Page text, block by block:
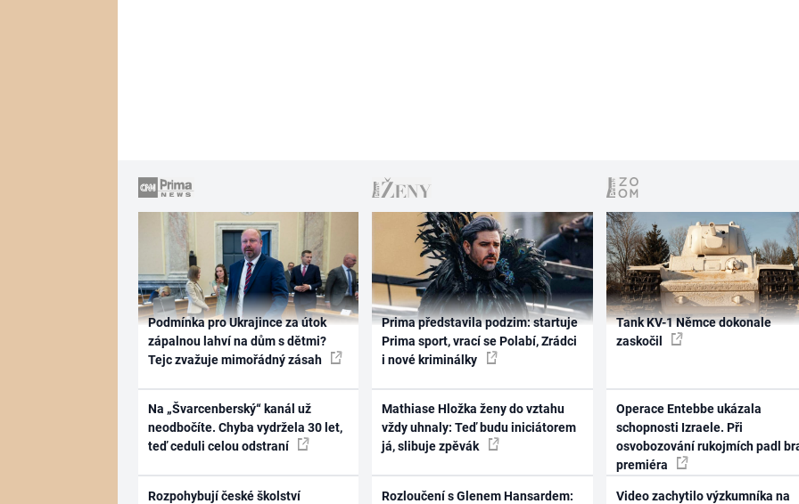
Podmínka pro Ukrajince za útok
zápalnou lahví na dům s dětmi?
Tejc zvažuje mimořádný zásah
Na „Švarcenberský“ kanál už
neodbočíte. Chyba vydržela 30 let,
teď ceduli celou odstraní
Rozpohybují české školství
Prima představila podzim: startuje
Prima sport, vrací se Polabí, Zrádci
i nové kriminálky
Mathiase Hložka ženy do vztahu
vždy uhnaly: Teď budu iniciátorem
já, slibuje zpěvák
Rozloučení s Glenem Hansardem:
Tank KV-1 Němce dokonale
zaskočil
Operace Entebbe ukázala
schopnosti Izraele. Při
osvobozování rukojmích padl
premiéra
Video zachytilo výzkumníka na